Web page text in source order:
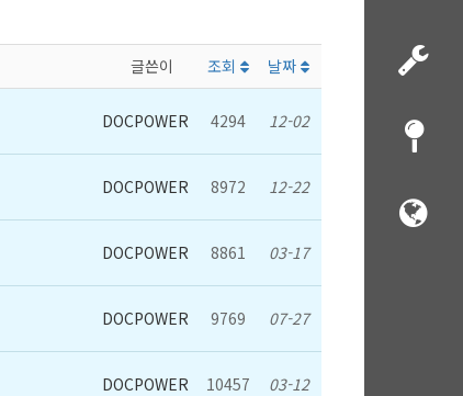
글쓴이 조회 날짜
DOCPOWER 4294 12-02
DOCPOWER 8972 12-22
DOCPOWER 8861 03-17
DOCPOWER 9769 07-27
DOCPOWER 10457 03-12